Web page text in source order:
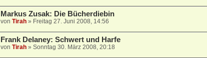
Markus Zusak: Die Bücherdiebin
von Tirah» Freitag 27. Juni 2008, 14:56
Frank Delaney: Schwert und Harfe
von Tirah» Sonntag 30. März 2008, 20:18